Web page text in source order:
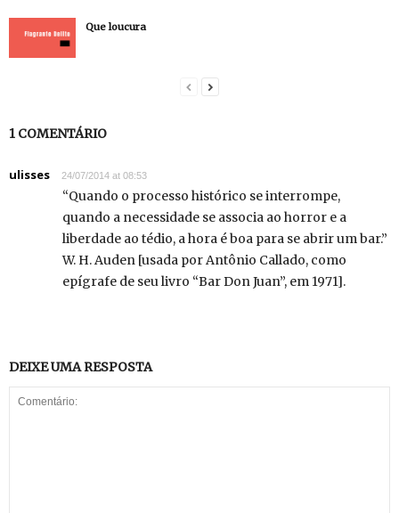
Que loucura
1 COMENTÁRIO
ulisses 24/07/2014 at 08:53
“Quando o processo histórico se interrompe,
quando a necessidade se associa ao horror e a
liberdade ao tédio, a hora é boa para se abrir um bar.”
W. H. Auden [usada por Antônio Callado, como
epígrafe de seu livro “Bar Don Juan”, em 1971].
DEIXE UMA RESPOSTA